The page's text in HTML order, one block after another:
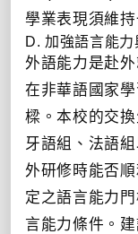
學業表現須維持
D. 加強語言能
外語能力是赴
在非華語國家
樑。本校的交
牙語組、法語
外研修時能否
定之語言能力
言能力條件。